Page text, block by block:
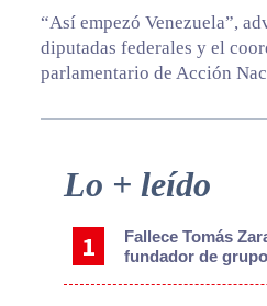
“Así empezó Venezuela”,
diputadas federales y el
parlamentario de Acción
Primary
Lo + leído
Fallece Tomás
fundador de